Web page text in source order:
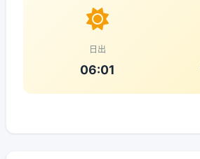
日出
06:01